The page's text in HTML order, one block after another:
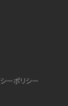
ーポリシー